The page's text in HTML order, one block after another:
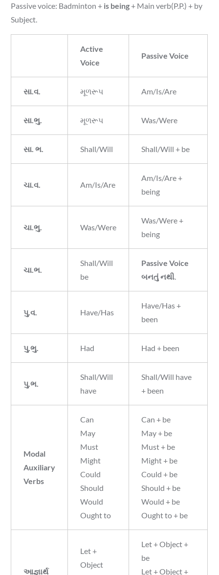
Passive voice: Badminton + is being+ Main verb(P.P.) + by
Subject.
Active
Voice
Passive Voice
સા.વ. મૂળરૂપ Am/Is/Are
સા.ભુ. મૂળરૂપ Was/Were
સા. ભ. Shall/Will Shall/Will + be
ચા.વ. Am/Is/Are
Am/Is/Are +
being
ચા.ભુ. Was/Were
Was/Were +
being
ચા.ભ.
Shall/Will
be
Passive Voice
બનતું નથી
પુ.વ. Have/Has
Have/Has +
been
પુ.ભુ. Had Had + been
પુ.ભ.
Shall/Will
have
Shall/Will have
+ been
Modal
Auxiliary
Verbs
Can
May
Must
Might
Could
Should
Would
Ought to
Can + be
May + be
Must + be
Might + be
Could + be
Should + be
Would + be
Ought to + be
આજ્ઞાર્થ
Let +
Object
Let + Object +
be
Let + Object +